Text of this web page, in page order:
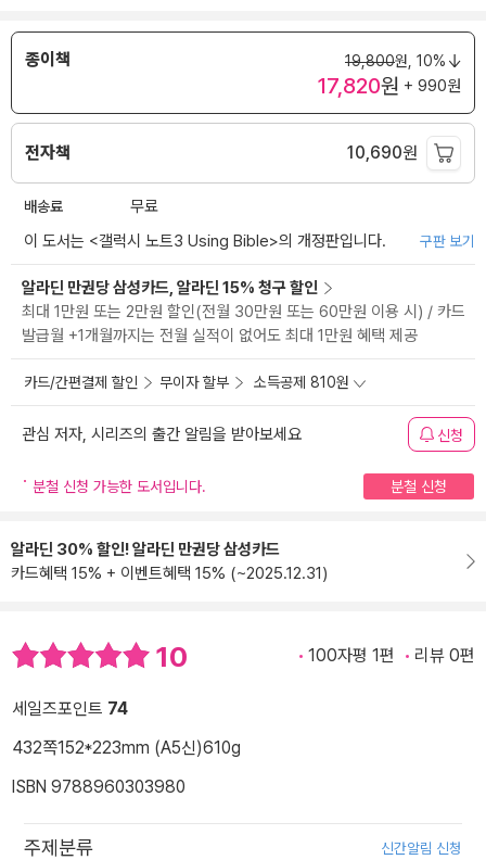
종이책 19,800원, 10%
17,820원 + 990원
전자책 10,690원
배송료
무료
이 도서는 <갤럭시 노트3 Using Bible>의 개정판입니다. 구판 보기
알라딘 만권당 삼성카드, 알라딘 15% 청구 할인
최대 1만원 또는 2만원 할인(전월 30만원 또는 60만원 이용 시) / 카드
발급월 +1개월까지는 전월 실적이 없어도 최대 1만원 혜택 제공
카드/간편결제 할인 무이자 할부 소득공제 810원
관심 저자, 시리즈의 출간 알림을 받아보세요 신청
분철 신청 가능한 도서입니다. 분철 신청
알라딘 30% 할인! 알라딘 만권당 삼성카드
카드혜택 15% + 이벤트혜택 15% (~2025.12.31)
10 100자평 1편 리뷰 0편
세일즈포인트 74
432쪽152*223mm (A5신)610g
ISBN 9788960303980
주제분류 신간알림 신청